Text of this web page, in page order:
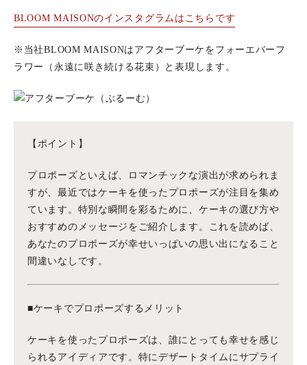
BLOOM MAISONのインスタグラムはこちらです
※当社BLOOM MAISONはアフターブーケをフォーエバーフ
ラワー（永遠に咲き続ける花束）と表現します。
【ポイント】
プロポーズといえば、ロマンチックな演出が求められま
すが、最近ではケーキを使ったプロポーズが注目を集め
ています。特別な瞬間を彩るために、ケーキの選び方や
おすすめのメッセージをご紹介します。これを読めば、
あなたのプロポーズが幸せいっぱいの思い出になること
間違いなしです。
■ケーキでプロポーズするメリット
ケーキを使ったプロポーズは、誰にとっても幸せを感じ
られるアイディアです。特にデザートタイムにサプライ